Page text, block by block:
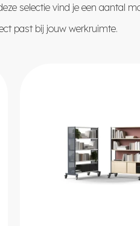
selectie vind je een aantal
past bij jouw werkruimte.